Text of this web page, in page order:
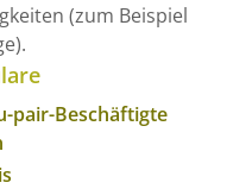
(zum Beispiel
pair-Beschäftigte